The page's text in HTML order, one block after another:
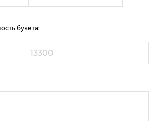
букета: